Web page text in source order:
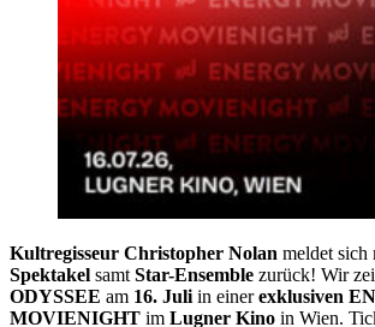
Kultregisseur Christopher Nolan meldet sich
Spektakel samt Star-Ensemble zurück! Wir
ODYSSEE am 16. Juli in einerexklusiven
MOVIENIGHT im Lugner Kino in Wien.